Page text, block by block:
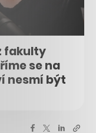
fakulty
se na
nesmí být